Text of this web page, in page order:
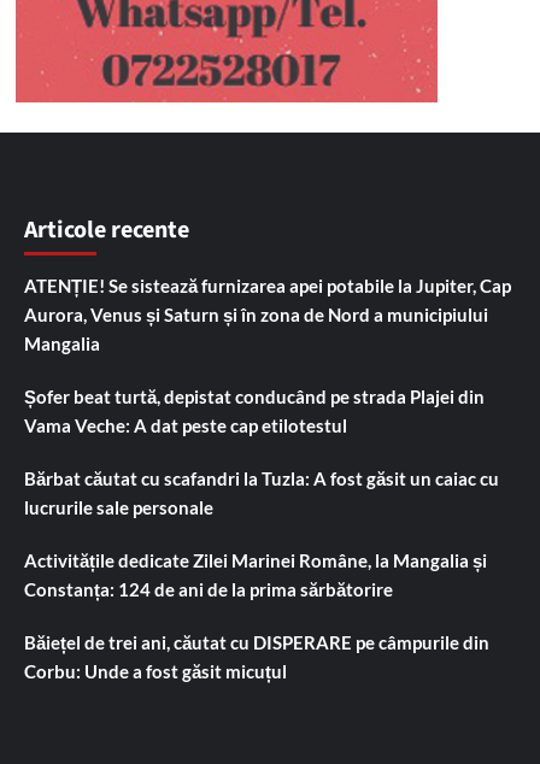
Articole recente
ATENȚIE! Se sistează furnizarea apei potabile la Jupiter, Cap
Aurora, Venus și Saturn și în zona de Nord a municipiului
Mangalia
Șofer beat turtă, depistat conducând pe strada Plajei din
Vama Veche: A dat peste cap etilotestul
Bărbat căutat cu scafandri la Tuzla: A fost găsit un caiac cu
lucrurile sale personale
Activitățile dedicate Zilei Marinei Române, la Mangalia și
Constanța: 124 de ani de la prima sărbătorire
Băiețel de trei ani, căutat cu DISPERARE pe câmpurile din
Corbu: Unde a fost găsit micuțul